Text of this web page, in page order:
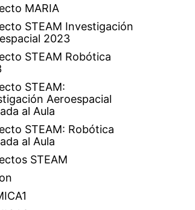
MARIA
STEAM Investigación
2023
STEAM Robótica
STEAM:
Aeroespacial
al Aula
STEAM: Robótica
al Aula
STEAM